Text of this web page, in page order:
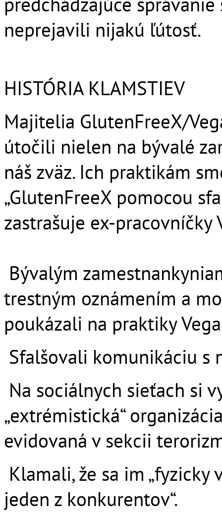
neprejavili nijakú ľútosť.
HISTÓRIA KLAMSTIEV
Majitelia GlutenFreeX/
útočili nielen na bývalé
náš zväz. Ich praktikám
„GlutenFreeX pomocou
zastrašuje ex-pracovníčky
Bývalým
trestným oznámením a
poukázali na praktiky
Sfalšovali komunikáciu s
Na sociálnych sieťach si
„extrémistická“
evidovaná v sekcii
Klamali, že sa im „fyzicky
jeden z konkurentov“.